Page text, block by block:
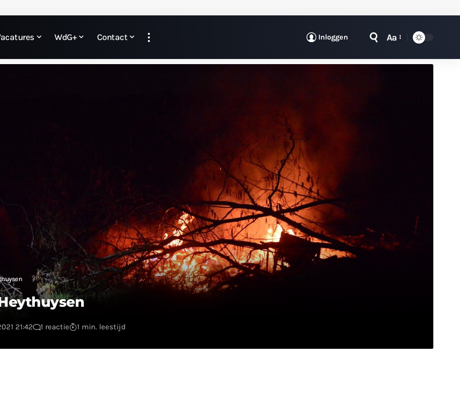
WdG+ Contact Inloggen Aa
21:42 1 reactie 1 min. leestijd